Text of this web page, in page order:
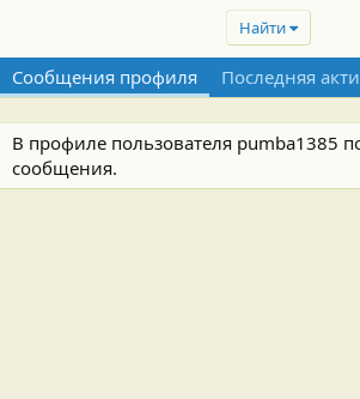
Найти
Сообщения профиля Последняя
В профиле пользователя pumba1385
сообщения.